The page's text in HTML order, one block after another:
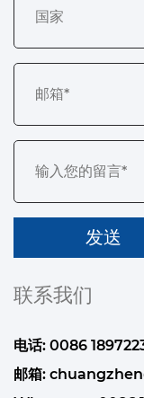
联系我们
电话: 0086
邮箱: